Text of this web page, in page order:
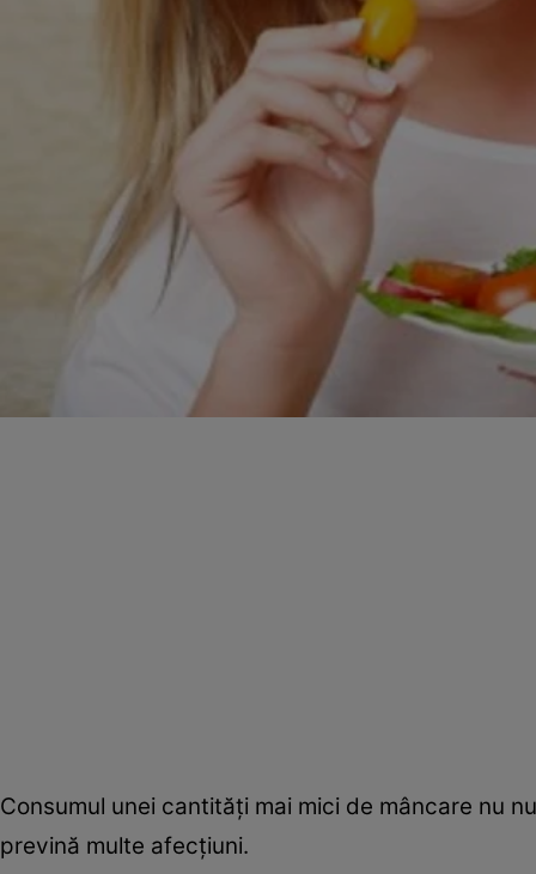
Consumul unei cantităţi mai mici de mâncare nu
prevină multe afecţiuni.